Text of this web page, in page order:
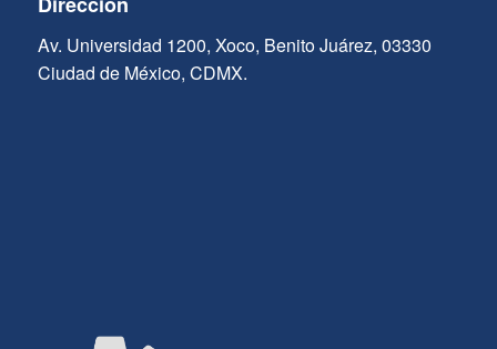
Av. Universidad 1200, Xoco, Benito Juárez, 03330
Ciudad de México, CDMX.